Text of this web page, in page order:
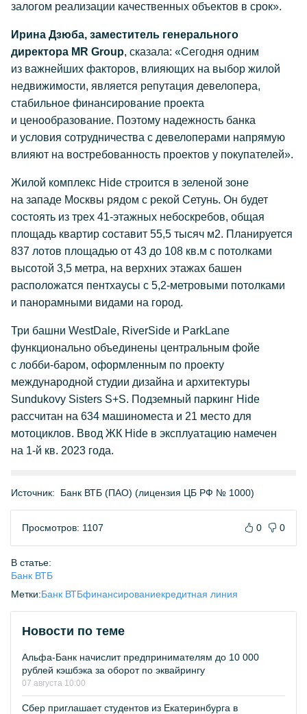
залогом реализации качественных объектов в срок».
Ирина Дзюба, заместитель генерального
директора MR Group, сказала: «Сегодня одним
из важнейших факторов, влияющих на выбор жилой
недвижимости, является репутация девелопера,
стабильное финансирование проекта
и ценообразование. Поэтому надежность банка
и условия сотрудничества с девелоперами напрямую
влияют на востребованность проектов у покупателей».
Жилой комплекс Hide строится в зеленой зоне
на западе Москвы рядом с рекой Сетунь. Он будет
состоять из трех 41-этажных небоскребов, общая
площадь квартир составит 55,5 тысяч м2. Планируется
837 лотов площадью от 43 до 108 кв.м с потолками
высотой 3,5 метра, на верхних этажах башен
расположатся пентхаусы с 5,2-метровыми потолками
и панорамными видами на город.
Три башни WestDale, RiverSide и ParkLane
функционально объединены центральным фойе
с лобби-баром, оформленным по проекту
международной студии дизайна и архитектуры
Sundukovy Sisters S+S. Подземный паркинг Hide
рассчитан на 634 машиноместа и 21 место для
мотоциклов. Ввод ЖК Hide в эксплуатацию намечен
на 1-й кв. 2023 года.
Источник: Банк ВТБ (ПАО) (лицензия ЦБ РФ № 1000)
Просмотров: 1107 0 0
В статье:
Банк ВТБ
Метки:Банк ВТБфинансированиекредитная линия
Новости по теме
Альфа-Банк начислит предпринимателям до 10 000
рублей кэшбэка за оборот по эквайрингу
07 августа 10:00
Сбер приглашает студентов из Екатеринбурга в